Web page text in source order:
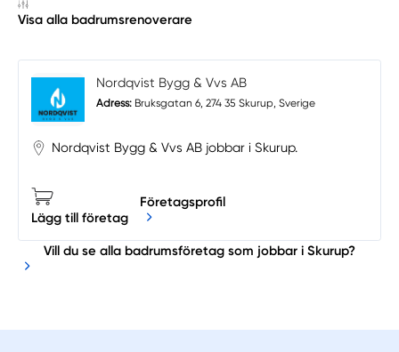
Visa alla badrumsrenoverare
Nordqvist Bygg & Vvs AB
Adress: Bruksgatan 6, 274 35 Skurup, Sverige
Nordqvist Bygg & Vvs AB jobbar i Skurup.
Lägg till företag
Företagsprofil
Vill du se alla badrumsföretag som jobbar i Skurup?